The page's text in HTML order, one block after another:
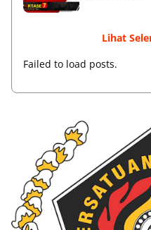
Lihat
Failed to load posts.